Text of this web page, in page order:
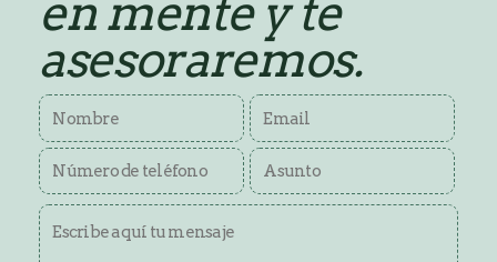
en mente y te
asesoraremos.